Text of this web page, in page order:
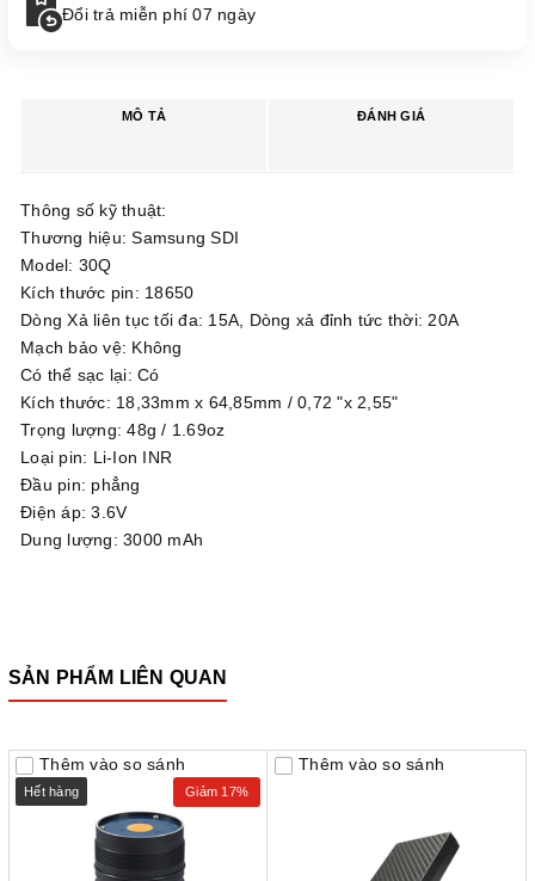
Đổi trả miễn phí 07 ngày
MÔ TẢ ĐÁNH GIÁ
Thông số kỹ thuật:
Thương hiệu: Samsung SDI
Model: 30Q
Kích thước pin: 18650
Dòng Xả liên tục tối đa: 15A, Dòng xả đỉnh tức thời: 20A
Mạch bảo vệ: Không
Có thể sạc lại: Có
Kích thước: 18,33mm x 64,85mm / 0,72 "x 2,55"
Trọng lượng: 48g / 1.69oz
Loại pin: Li-Ion INR
Đầu pin: phẳng
Điện áp: 3.6V
Dung lượng: 3000 mAh
SẢN PHẨM LIÊN QUAN
Thêm vào so sánh
Hết hàng Giảm 17%
Thêm vào so sánh